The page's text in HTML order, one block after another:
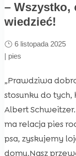
– Wszystko,
wiedzieć!
6 listopada 2025
| pies
„Prawdziwa
stosunku do tych,
Albert
ma relacja pies
psa, zyskujemy
domu.Nasz